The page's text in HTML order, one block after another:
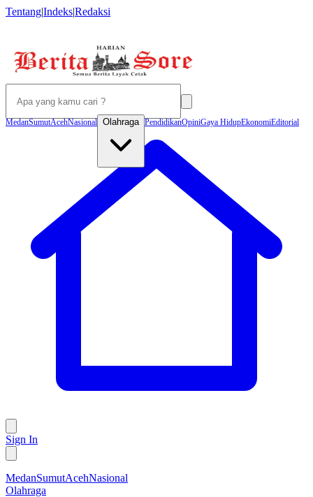
Tentang|Indeks|Redaksi
MedanSumutAcehNasional Olahraga PendidikanOpiniGaya HidupEkonomiEditorial
Sign In
MedanSumutAcehNasional
Olahraga